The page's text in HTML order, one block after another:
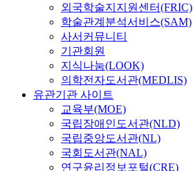
외국학술지지원센터(FRIC)
학술관계분석서비스(SAM)
사서커뮤니티
기관회원
지식나눔(LOOK)
의학전자도서관(MEDLIS)
유관기관 사이트
교육부(MOE)
국립장애인도서관(NLD)
국립중앙도서관(NL)
국회도서관(NAL)
연구윤리정보포털(CRE)